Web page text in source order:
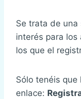
Se trata de una
interés para los
los que el
Sólo tenéis que
enlace: